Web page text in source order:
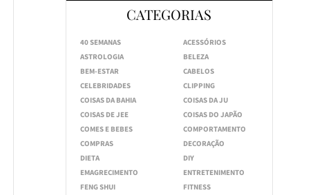
CATEGORIAS
40 SEMANAS
ACESSÓRIOS
ASTROLOGIA
BELEZA
BEM-ESTAR
CABELOS
CELEBRIDADES
CLIPPING
COISAS DA BAHIA
COISAS DA JU
COISAS DE JEE
COISAS DO JAPÃO
COMES E BEBES
COMPORTAMENTO
COMPRAS
DECORAÇÃO
DIETA
DIY
EMAGRECIMENTO
ENTRETENIMENTO
FENG SHUI
FITNESS